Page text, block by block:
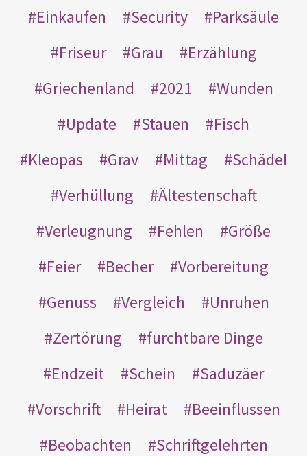
Einkaufen Security
Parksäule
Friseur
Grau
Erzählung
Griechenland
2021
Wunden
Update
Stauen
Fisch
Kleopas
Grav Mittag
Schädel
Verhüllung
Ältestenschaft
Verleugnung
Fehlen
Größe
Feier
Becher
Vorbereitung
Genuss
Vergleich
Unruhen
Zertörung
furchtbare Dinge
Endzeit
Schein
Saduzäer
Vorschrift
Heirat
Beeinflussen
Beobachten
Schriftgelehrten